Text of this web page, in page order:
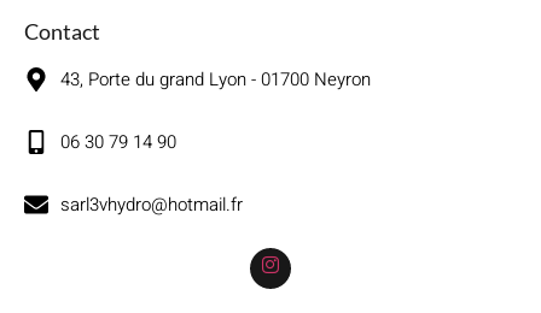
Contact
43, Porte du grand Lyon - 01700 Neyron
06 30 79 14 90
sarl3vhydro@hotmail.fr